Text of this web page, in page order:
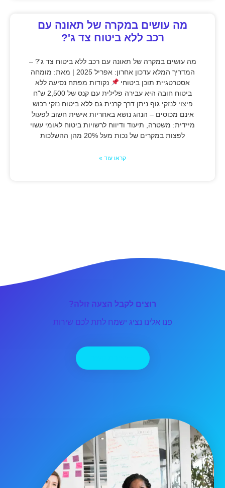
מה עושים במקרה של תאונה עם
רכב ללא ביטוח צד ג'?
מה עושים במקרה של תאונה עם רכב ללא ביטוח צד ג'? –
המדריך המלא עדכון אחרון: אפריל 2025 | מאת: מומחה
אסטרטגיית תוכן ביטוחי
נקודות מפתח נסיעה ללא
ביטוח חובה היא עבירה פלילית עם קנס של 2,500 ש"ח
פיצוי לנזקי גוף ניתן דרך קרנית גם ללא ביטוח נזקי רכוש
אינם מכוסים – הנהג נושא באחריות אישית חשוב לפעול
מיידית: משטרה, תיעוד ודיווח לרשויות ביטוח לאומי עשוי
לפצות במקרים של נכות מעל 20% מהן ההשלכות
קראו עוד »
רוצים לקבל הצעה זולה?
פנו אלינו נציג ישמח לתת לכם שירות